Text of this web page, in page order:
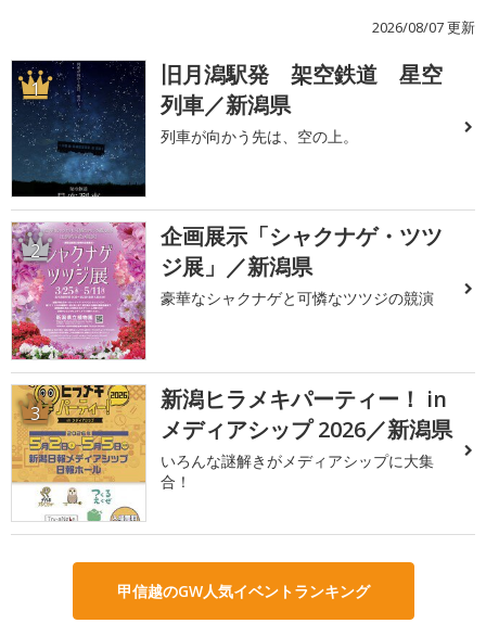
2026/08/07 更新
1
旧月潟駅発 架空鉄道 星空
列車／新潟県
列車が向かう先は、空の上。
2
企画展示「シャクナゲ・ツツ
ジ展」／新潟県
豪華なシャクナゲと可憐なツツジの競演
3
新潟ヒラメキパーティー！ in
メディアシップ 2026／新潟県
いろんな謎解きがメディアシップに大集
合！
甲信越のGW人気イベントランキング